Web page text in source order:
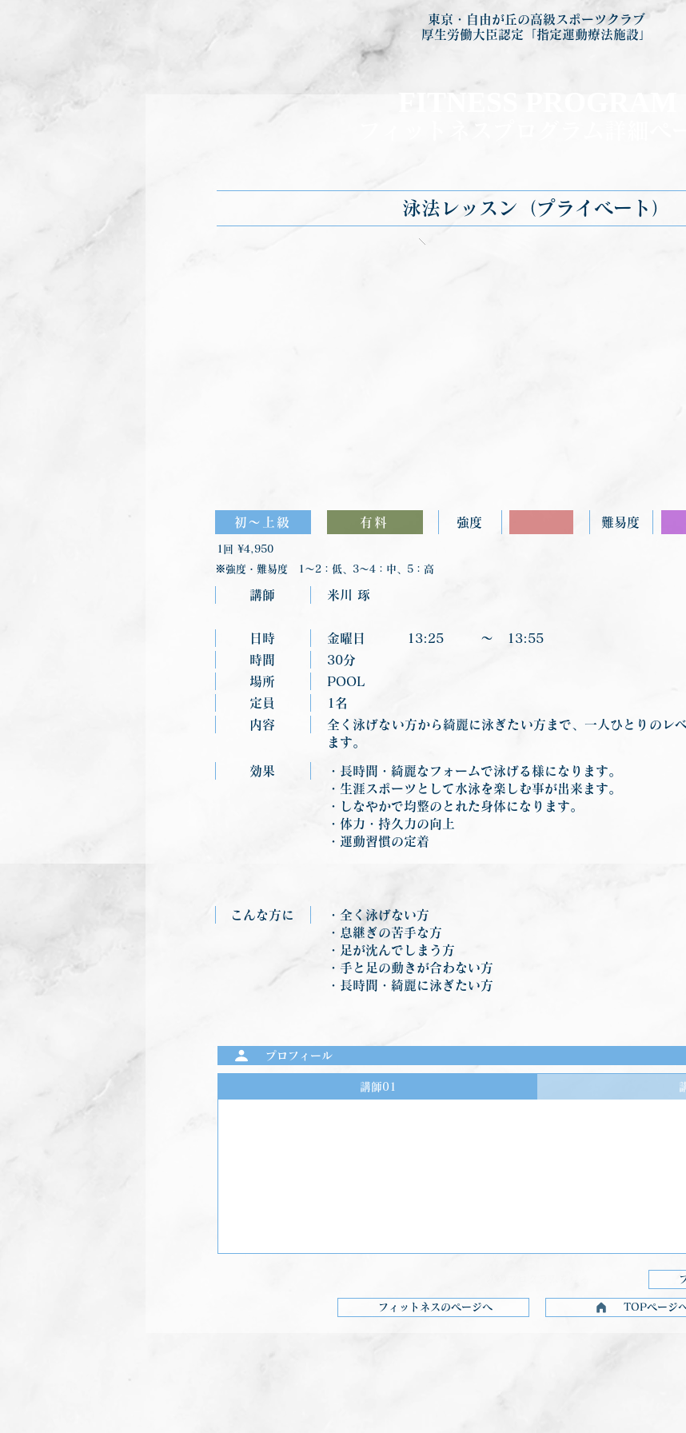
東京・自由が丘の高級スポーツクラブ
厚生労働大臣認定「指定運動療法施設」
FITNESS PROGRA
泳法レッスン（プライベート）
初〜上級 有料 強度 難易度
1回 ¥4,950
※強度・難易度 1〜2：低、3〜4：中、5：高
講師 米川 琢
日時 金曜日 13:25 〜
13:55
時間
30分
場所
POOL
定員
1名
内容
全く泳げない方から綺麗に泳ぎたい方まで、一人ひとりのレ
ます。
効果
・長時間・綺麗なフォームで泳げる様になります。
・生涯スポーツとして水泳を楽しむ事が出来ます。
・しなやかで均整のとれた身体になります。
・体力・持久力の向上
・運動習慣の定着
こんな方に
・全く泳げない方
・息継ぎの苦手な方
・足が沈んでしまう方
・手と足の動きが合わない方
・長時間・綺麗に泳ぎたい方
プロフィール
講師01
フィットネスのページへ TOPページ